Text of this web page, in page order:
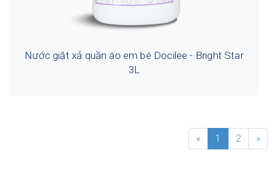
Nước giặt xả quần áo em bé Docilee - Bright Star
3L
« 1 2 »